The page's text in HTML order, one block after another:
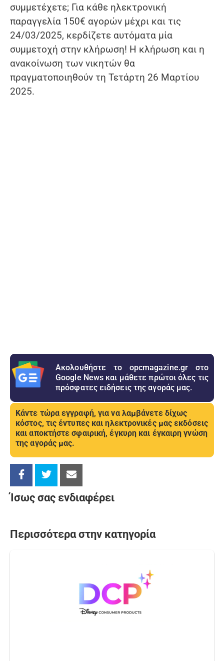
συμμετέχετε; Για κάθε ηλεκτρονική
παραγγελία 150€ αγορών μέχρι και τις
24/03/2025, κερδίζετε αυτόματα μία
συμμετοχή στην κλήρωση! Η κλήρωση και η
ανακοίνωση των νικητών θα
πραγματοποιηθούν τη Τετάρτη 26 Μαρτίου
2025.
Ακολουθήστε το opcmagazine.gr στο
Google News και μάθετε πρώτοι όλες τις
πρόσφατες ειδήσεις της αγοράς μας.
Κάντε τώρα εγγραφή, για να λαμβάνετε δίχως
κόστος, τις έντυπες και ηλεκτρονικές μας εκδόσεις
και αποκτήστε σφαιρική, έγκυρη και έγκαιρη γνώση
της αγοράς μας.
Ίσως σας ενδιαφέρει
Περισσότερα στην κατηγορία